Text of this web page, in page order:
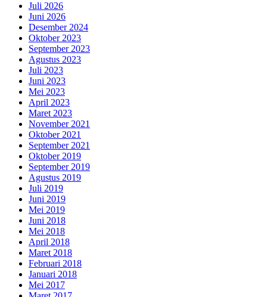
Juli 2026
Juni 2026
Desember 2024
Oktober 2023
September 2023
Agustus 2023
Juli 2023
Juni 2023
Mei 2023
April 2023
Maret 2023
November 2021
Oktober 2021
September 2021
Oktober 2019
September 2019
Agustus 2019
Juli 2019
Juni 2019
Mei 2019
Juni 2018
Mei 2018
April 2018
Maret 2018
Februari 2018
Januari 2018
Mei 2017